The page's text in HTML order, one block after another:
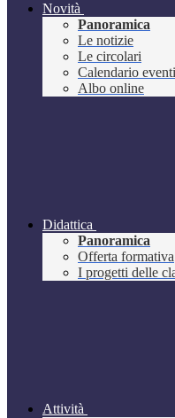
Novità
Panoramica
Le notizie
Le circolari
Calendario eventi
Albo online
Didattica
Panoramica
Offerta formativa
I progetti delle
Attività